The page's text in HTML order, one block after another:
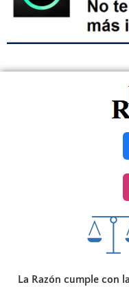
La Razón cumple con